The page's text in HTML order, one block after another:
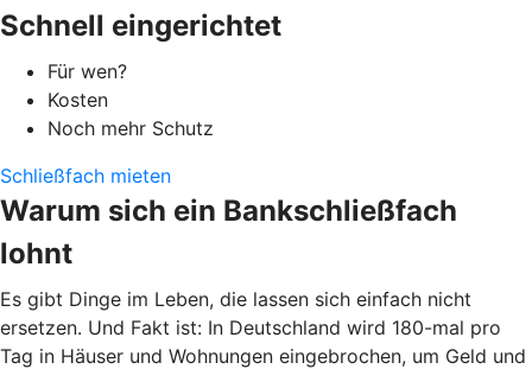
Schnell eingerichtet
Für wen?
Kosten
Noch mehr Schutz
Schließfach mieten
Warum sich ein Bankschließfach
lohnt
Es gibt Dinge im Leben, die lassen sich einfach nicht
ersetzen. Und Fakt ist: In Deutschland wird 180-mal pro
Tag in Häuser und Wohnungen eingebrochen, um Geld und